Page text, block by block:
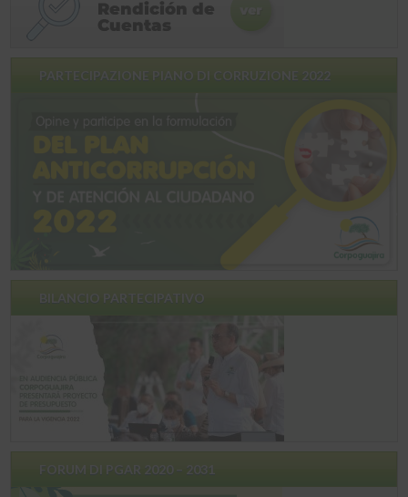
PARTECIPAZIONE PIANO DI CORRUZIONE 2022
BILANCIO PARTECIPATIVO
FORUM DI PGAR 2020 – 2031